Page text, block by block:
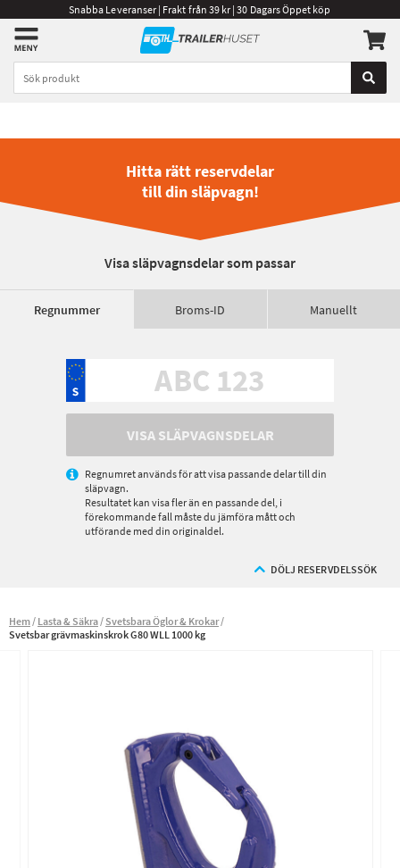
Snabba Leveranser | Frakt från 39 kr | 30 Dagars Öppet köp
Hitta rätt reservdelar
till din släpvagn!
Visa släpvagnsdelar som passar
Regnummer Broms-ID Manuellt
VISA SLÄPVAGNSDELAR
Regnumret används för att visa passande delar till din
släpvagn.
Resultatet kan visa fler än en passande del, i
förekommande fall måste du jämföra mått och
utförande med din originaldel.
DÖLJ RESERVDELSSÖK
Hem Lasta & Säkra Svetsbara Öglor & Krokar
Svetsbar grävmaskinskrok G80 WLL 1000 kg